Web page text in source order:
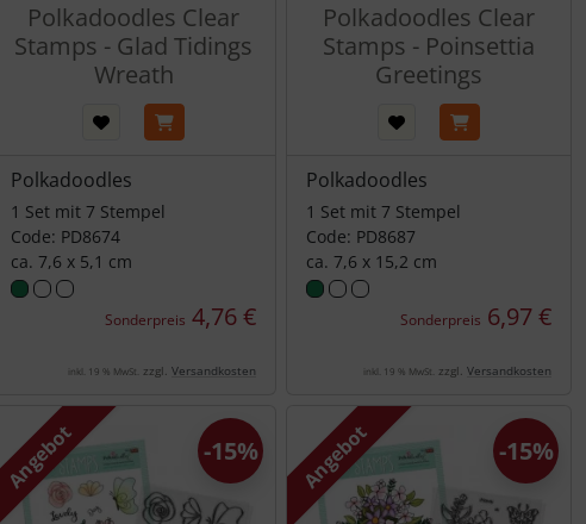
Polkadoodles Clear
Stamps - Glad Tidings
Wreath
Polkadoodles
1 Set mit 7 Stempel
Code: PD8674
ca. 7,6 x 5,1 cm
Sonderpreis 4,76 €
inkl. 19 % MwSt. zzgl. Versandkosten
Polkadoodles Clear
Stamps - Poinsettia
Greetings
Polkadoodles
1 Set mit 7 Stempel
Code: PD8687
ca. 7,6 x 15,2 cm
Sonderpreis 6,97 €
inkl. 19 % MwSt. zzgl. Versandkosten
Angebot -15% Angebot -15%